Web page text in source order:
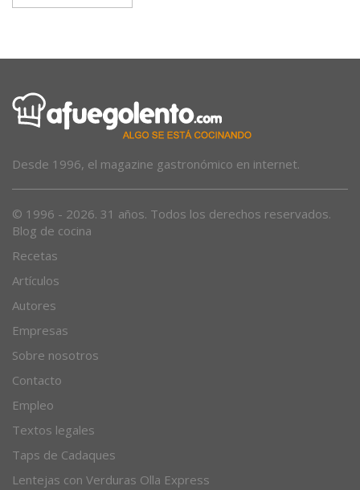
Blog de cocina
Recetas
Artículos
Autores
Empresas
Sobre nosotros
Contacto
Empleo
Textos legales